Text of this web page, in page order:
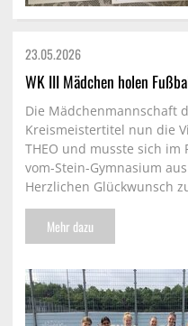
23.05.2026
WK III Mädchen holen
Die Mädchenmannschaft
Kreismeistertitel nun die
THEO und musste sich
vom-Stein-Gymnasium
Herzlichen Glückwunsch
Mehr dazu